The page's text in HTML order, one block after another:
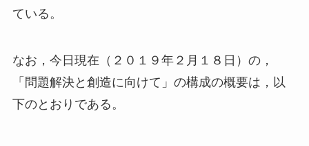
ている。
なお，今日現在（２０１９年２月１８日）の，
「問題解決と創造に向けて」の構成の概要は，以
下のとおりである。